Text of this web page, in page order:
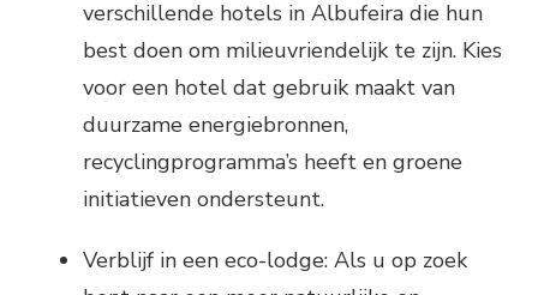
verschillende hotels in Albufeira die hun
best doen om milieuvriendelijk te zijn. Kies
voor een hotel dat gebruik maakt van
duurzame energiebronnen,
recyclingprogramma’s heeft en groene
initiatieven ondersteunt.
Verblijf in een eco-lodge: Als u op zoek